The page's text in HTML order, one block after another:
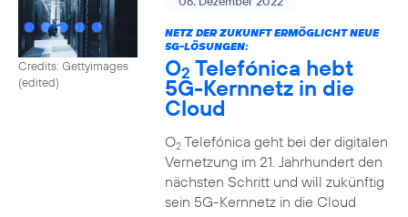
Credits: Gettyimages
(edited)
NETZ DER ZUKUNFT ERMÖGLICHT NEUE
5G-LÖSUNGEN:
O2 Telefónica hebt
5G-Kernnetz in die
Cloud
O2Telefónica geht bei der digitalen
Vernetzung im 21. Jahrhundert den
nächsten Schritt und will zukünftig
sein 5G-Kernnetz in die Cloud